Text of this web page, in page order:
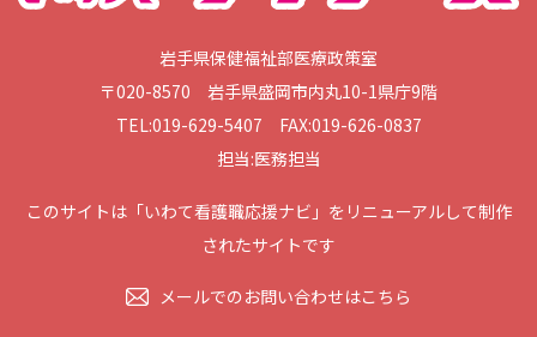
岩手県保健福祉部医療政策室
〒020-8570 岩手県盛岡市内丸10-1県庁9階
TEL:019-629-5407 FAX:019-626-0837
担当:医務担当
このサイトは「いわて看護職応援ナビ」をリニューアルして制作
されたサイトです
メールでのお問い合わせはこちら